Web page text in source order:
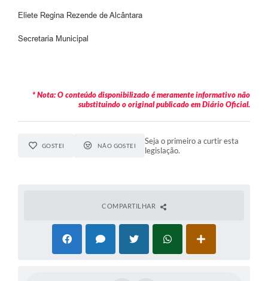
Eliete Regina Rezende de Alcântara
Secretaria Municipal
* Nota: O conteúdo disponibilizado é meramente informativo não
substituindo o original publicado em Diário Oficial.
GOSTEI NÃO GOSTEI
Seja o primeiro a curtir esta
legislação.
COMPARTILHAR